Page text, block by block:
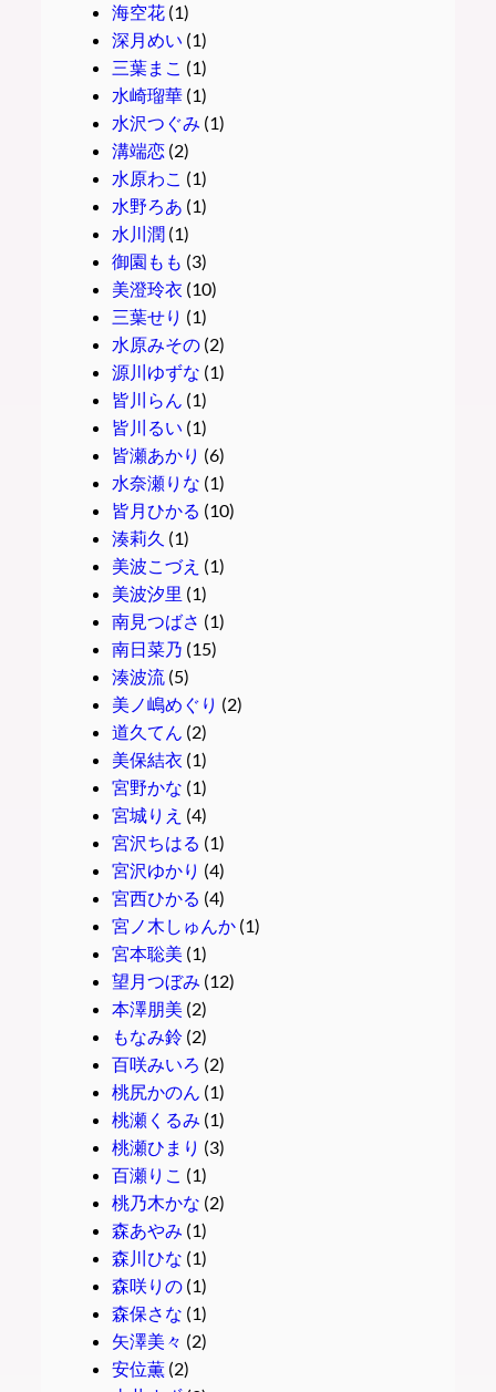
海空花(1)
深月めい (1)
三葉まこ (1)
水崎瑠華(1)
水沢つぐみ (1)
溝端恋(2)
水原わこ (1)
水野ろあ (1)
水川潤 (1)
御園もも (3)
美澄玲衣 (10)
三葉せり (1)
水原みその(2)
源川ゆずな (1)
皆川らん (1)
皆川るい (1)
皆瀬あかり (6)
水奈瀬りな (1)
皆月ひかる (10)
湊莉久 (1)
美波こづえ (1)
美波汐里 (1)
南見つばさ (1)
南日菜乃 (15)
湊波流(5)
美ノ嶋めぐり (2)
道久てん (2)
美保結衣 (1)
宮野かな (1)
宮城りえ (4)
宮沢ちはる (1)
宮沢ゆかり (4)
宮西ひかる (4)
宮ノ木しゅんか(1)
宮本聡美 (1)
望月つぼみ (12)
本澤朋美 (2)
もなみ鈴(2)
百咲みいろ (2)
桃尻かのん (1)
桃瀬くるみ (1)
桃瀬ひまり (3)
百瀬りこ (1)
桃乃木かな (2)
森あやみ (1)
森川ひな (1)
森咲りの(1)
森保さな (1)
矢澤美々 (2)
安位薫(2)